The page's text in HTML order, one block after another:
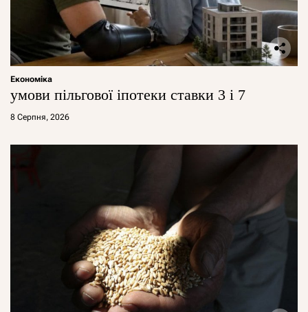
Економіка
умови пільгової іпотеки ставки 3 і 7
8 Серпня, 2026